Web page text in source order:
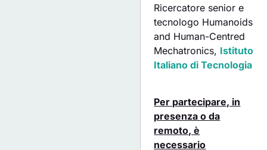
Ricercatore senior e
tecnologo Humanoids
and Human-Centred
Mechatronics, Istituto
Italiano di Tecnologia
Per partecipare, in
presenza o da
remoto, è
necessario